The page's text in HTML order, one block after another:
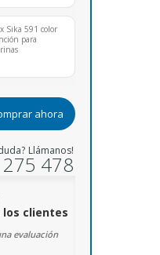
Sika 591 color
para
ahora
Llámanos!
478
los clientes
evaluación